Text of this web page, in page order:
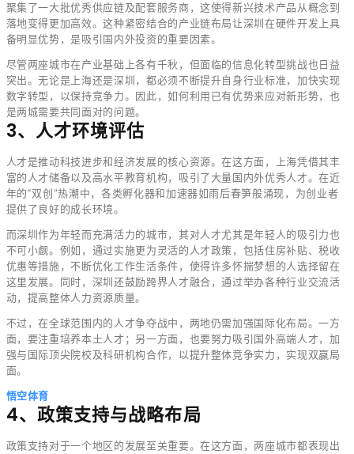
聚集了一大批优秀供应链及配套服务商，这使得新兴技术产品从概念到
落地变得更加高效。这种紧密结合的产业链布局让深圳在硬件开发上具
备明显优势，是吸引国内外投资的重要因素。
尽管两座城市在产业基础上各有千秋，但面临的信息化转型挑战也日益
突出。无论是上海还是深圳，都必须不断提升自身行业标准，加快实现
数字转型，以保持竞争力。因此，如何利用已有优势来应对新形势，也
是两城需要共同面对的问题。
3、人才环境评估
人才是推动科技进步和经济发展的核心资源。在这方面，上海凭借其丰
富的人才储备以及高水平教育机构，吸引了大量国内外优秀人才。在近
年的“双创”热潮中，各类孵化器和加速器如雨后春笋般涌现，为创业者
提供了良好的成长环境。
而深圳作为年轻而充满活力的城市，其对人才尤其是年轻人的吸引力也
不可小觑。例如，通过实施更为灵活的人才政策，包括住房补贴、税收
优惠等措施，不断优化工作生活条件，使得许多怀揣梦想的人选择留在
这里发展。同时，深圳还鼓励跨界人才融合，通过举办各种行业交流活
动，提高整体人力资源质量。
不过，在全球范围内的人才争夺战中，两地仍需加强国际化布局。一方
面，要注重培养本土人才；另一方面，也要努力吸引国外高端人才，加
强与国际顶尖院校及科研机构合作，以提升整体竞争实力，实现双赢局
面。
悟空体育
4、政策支持与战略布局
政策支持对于一个地区的发展至关重要。在这方面，两座城市都表现出